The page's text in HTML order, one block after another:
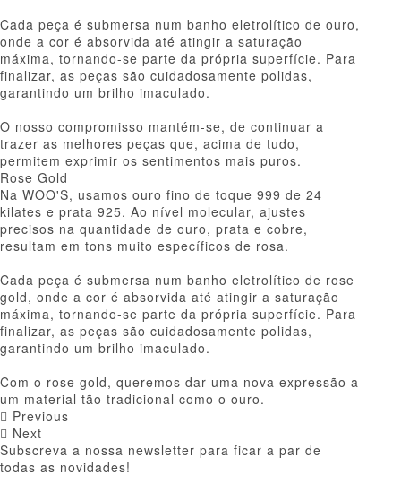
Cada peça é submersa num banho eletrolítico de ouro,
onde a cor é absorvida até atingir a saturação
máxima, tornando-se parte da própria superfície. Para
finalizar, as peças são cuidadosamente polidas,
garantindo um brilho imaculado.
O nosso compromisso mantém-se, de continuar a
trazer as melhores peças que, acima de tudo,
permitem exprimir os sentimentos mais puros.
Rose Gold
Na WOO'S, usamos ouro fino de toque 999 de 24
kilates e prata 925. Ao nível molecular, ajustes
precisos na quantidade de ouro, prata e cobre,
resultam em tons muito específicos de rosa.
Cada peça é submersa num banho eletrolítico de rose
gold, onde a cor é absorvida até atingir a saturação
máxima, tornando-se parte da própria superfície. Para
finalizar, as peças são cuidadosamente polidas,
garantindo um brilho imaculado.
Com o rose gold, queremos dar uma nova expressão a
um material tão tradicional como o ouro.
Previous
Next
Subscreva a nossa newsletter para ficar a par de
todas as novidades!